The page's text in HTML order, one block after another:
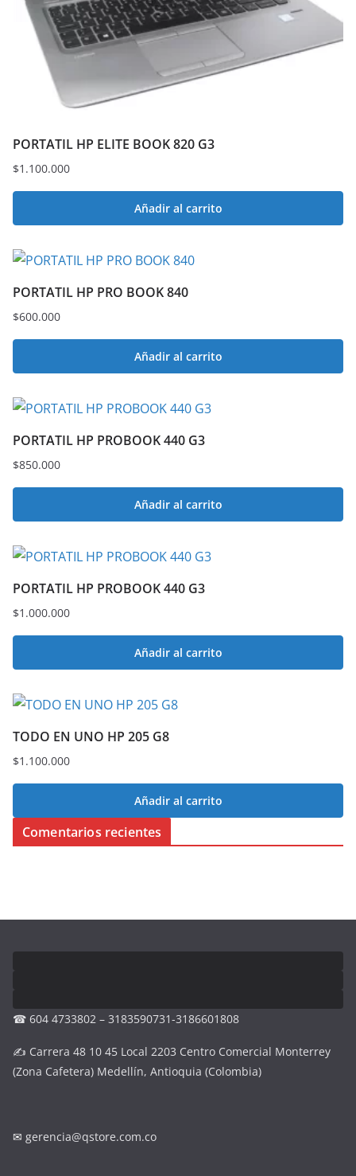
PORTATIL HP ELITE BOOK 820 G3
$1.100.000
Añadir al carrito
PORTATIL HP PRO BOOK 840
$600.000
Añadir al carrito
PORTATIL HP PROBOOK 440 G3
$850.000
Añadir al carrito
PORTATIL HP PROBOOK 440 G3
$1.000.000
Añadir al carrito
TODO EN UNO HP 205 G8
$1.100.000
Añadir al carrito
Comentarios recientes
☎ 604 4733802 – 3183590731-3186601808
✍ Carrera 48 10 45 Local 2203 Centro Comercial Monterrey
(Zona Cafetera) Medellín, Antioquia (Colombia)
✉ gerencia@qstore.com.co